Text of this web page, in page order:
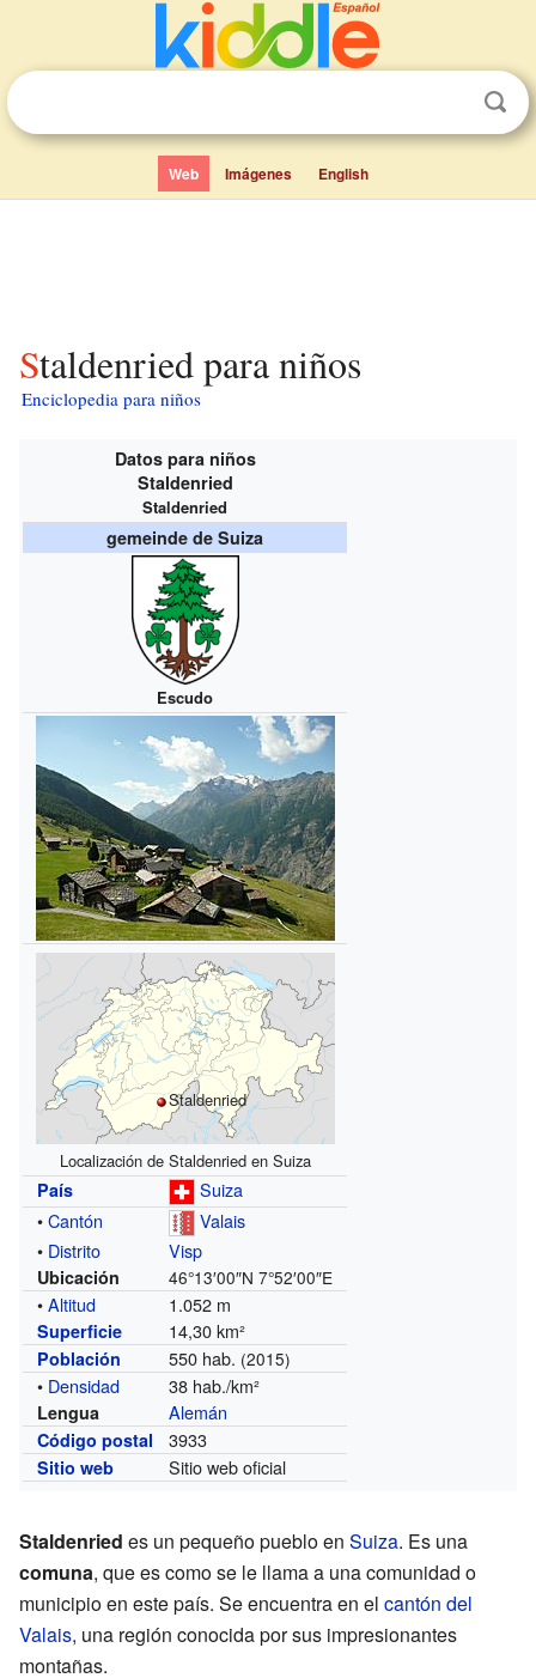
Web Imágenes English
Staldenried para niños
Enciclopedia para niños
Datos para niños
Staldenried
Staldenried
gemeinde de Suiza
Escudo
Staldenried
Localización de Staldenried en Suiza
País
Suiza
•Cantón
Valais
• Distrito Visp
Ubicación 46°13′00″N 7°52′00″E
•Altitud 1.052 m
Superficie 14,30 km²
Población 550 hab. (2015)
• Densidad 38 hab./km²
Lengua Alemán
Código postal 3933
Sitio web Sitio web oficial
Staldenried es un pequeño pueblo en Suiza. Es una
comuna, que es como se le llama a una comunidad o
municipio en este país. Se encuentra en el cantón del
Valais, una región conocida por sus impresionantes
montañas.